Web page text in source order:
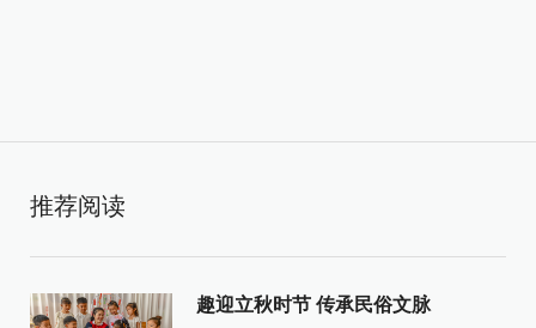
推荐阅读
趣迎立秋时节 传承民俗文脉